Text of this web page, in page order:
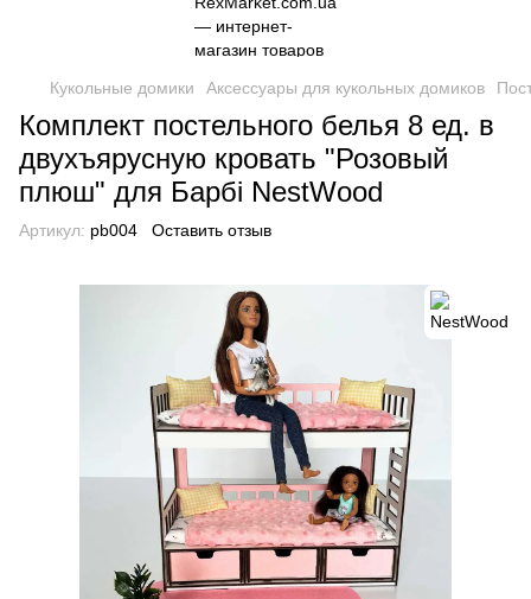
Кукольные домики Аксессуары для кукольных домиков
Комплект постельного белья 8 ед. в
двухъярусную кровать "Розовый
плюш" для Барбі NestWood
Артикул: pb004 Оставить отзыв